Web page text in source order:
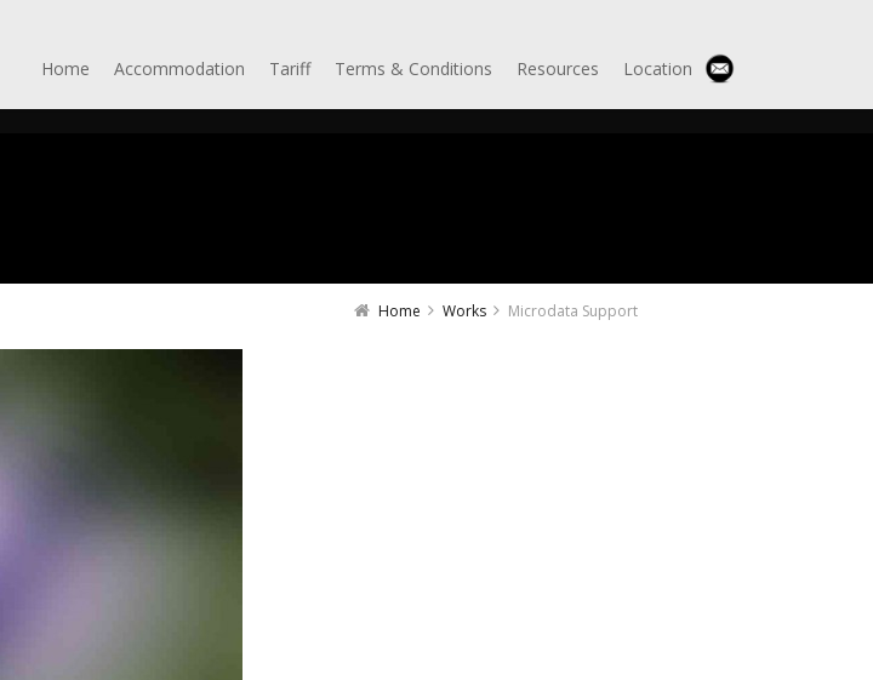
Home Accommodation Tariff Terms & Conditions Resources Location
Home Works Microdata Support